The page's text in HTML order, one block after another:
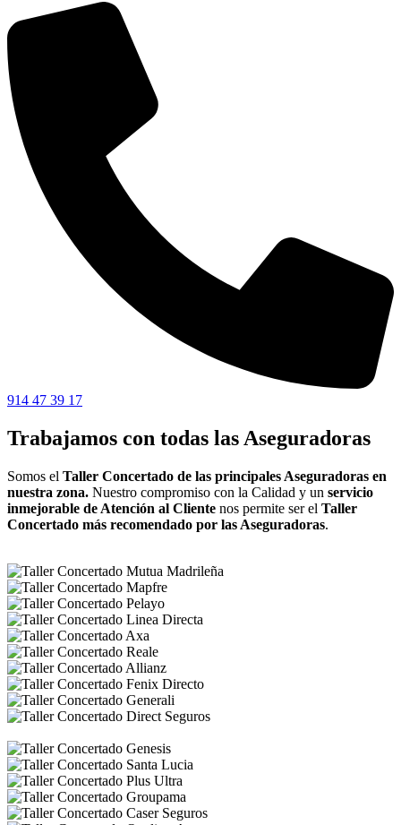
914 47 39 17
Trabajamos con todas las Aseguradoras
Somos el Taller Concertado de las principales Aseguradoras en
nuestra zona. Nuestro compromiso con la Calidad y un servicio
inmejorable de Atención al Cliente nos permite ser el Taller
Concertado más recomendado por las Aseguradoras.